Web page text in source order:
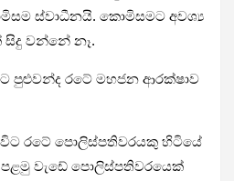
ස්වාධී­නයි. කොමි­ස­මට අවශ්‍ය
සිදු වන්නේ නෑ.
පුළු­වන්ද රටේ මහ­ජන ආර­ක්ෂාව
රටේ පොලි­ස්ප­ති­ව­ර­යකු හිටියේ
පළමු වැඩේ පොලි­ස්ප­ති­ව­ර­යෙක්